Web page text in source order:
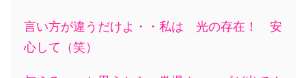
言い方が違うだけよ・・私は 光の存在！ 安
心して（笑）